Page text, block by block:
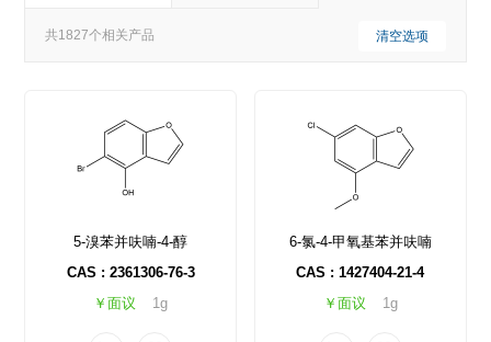
共1827个相关产品 清空选项
5-溴苯并呋喃-4-醇
CAS : 2361306-76-3
￥面议
1g
6-氯-4-甲氧基苯并呋喃
CAS : 1427404-21-4
￥面议
1g